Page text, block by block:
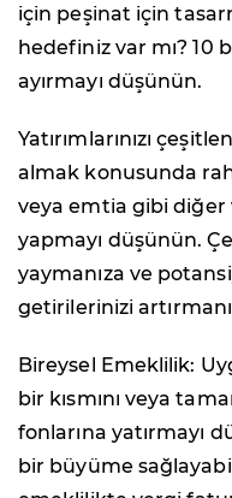
için peşinat için
hedefiniz var mı? 10
ayırmayı düşünün.
Yatırımlarınızı
almak konusunda
veya emtia gibi diğer
yapmayı düşünün.
yaymanıza ve
getirilerinizi
Bireysel Emeklilik:
bir kısmını veya
fonlarına yatırmayı
bir büyüme